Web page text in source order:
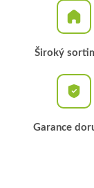
Široký
Garance